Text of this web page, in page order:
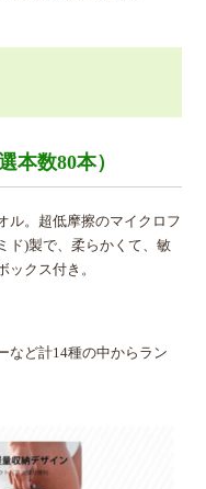
本数80本）
ル。超低摩擦のマイクロフ
ド)製で、柔らかくて、敏
ックス付き。
など計14種の中からラン